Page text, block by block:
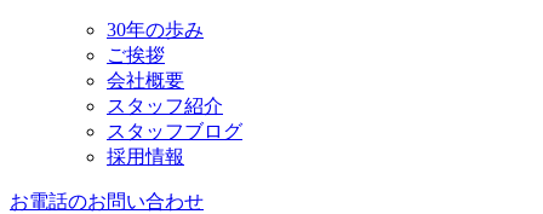
30年の歩み
ご挨拶
会社概要
スタッフ紹介
スタッフブログ
採用情報
お電話のお問い合わせ